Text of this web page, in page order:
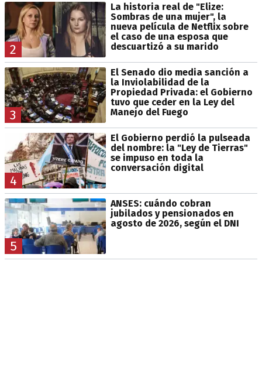
2
La historia real de "Elize:
Sombras de una mujer", la
nueva película de Netflix sobre
el caso de una esposa que
descuartizó a su marido
3
El Senado dio media sanción a
la Inviolabilidad de la
Propiedad Privada: el Gobierno
tuvo que ceder en la Ley del
Manejo del Fuego
4
El Gobierno perdió la pulseada
del nombre: la "Ley de Tierras"
se impuso en toda la
conversación digital
5
ANSES: cuándo cobran
jubilados y pensionados en
agosto de 2026, según el DNI